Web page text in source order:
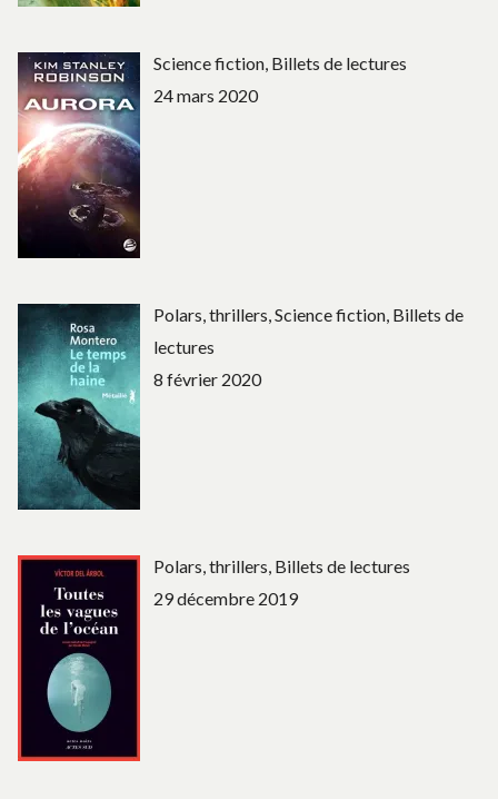
Science fiction, Billets de lectures
24 mars 2020
Polars, thrillers, Science fiction, Billets de
lectures
8 février 2020
Polars, thrillers, Billets de lectures
29 décembre 2019